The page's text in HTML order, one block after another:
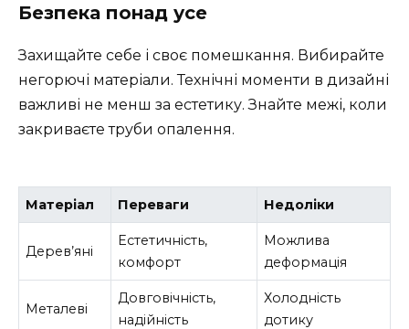
Безпека понад усе
Захищайте себе і своє помешкання. Вибирайте
негорючі матеріали. Технічні моменти в дизайні
важливі не менш за естетику. Знайте межі, коли
закриваєте труби опалення.
Матеріал Переваги Недоліки
Дерев’яні
Естетичність,
комфорт
Можлива
деформація
Металеві
Довговічність,
надійність
Холодність
дотику